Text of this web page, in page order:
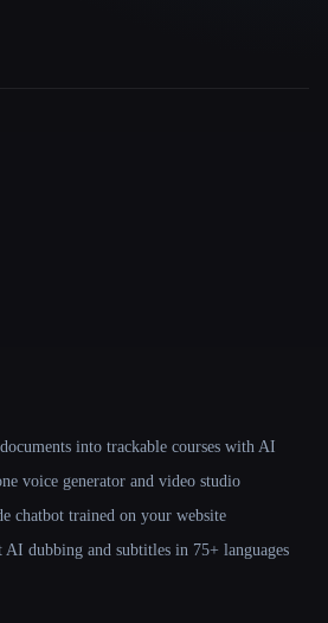
into trackable courses with AI
voice generator and video studio
chatbot trained on your website
dubbing and subtitles in 75+ languages